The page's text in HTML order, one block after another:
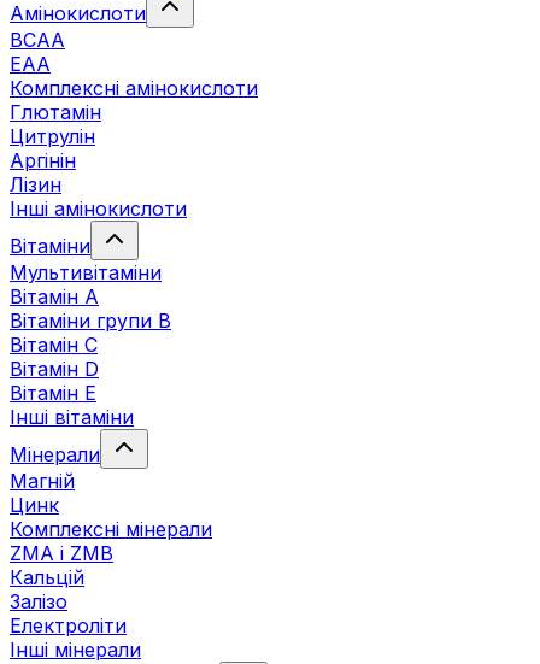
Амінокислоти
BCAA
EAA
Комплексні амінокислоти
Глютамін
Цитрулін
Аргінін
Лізин
Інші амінокислоти
Вітаміни
Мультивітаміни
Вітамін А
Вітаміни групи В
Вітамін C
Вітамін D
Вітамін Е
Інші вітаміни
Мінерали
Магній
Цинк
Комплексні мінерали
ZMA і ZMB
Кальцій
Залізо
Електроліти
Інші мінерали